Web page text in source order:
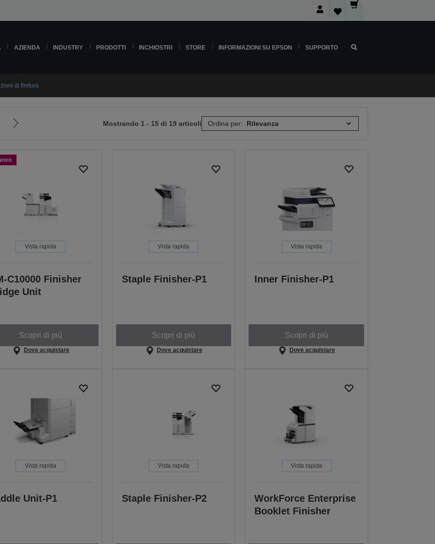
AZIENDA INDUSTRY PRODOTTI INCHIOSTRI STORE INFORMAZIONI SU EPSON SUPPORTO
di finitura
Vai
Mostrando 1 - 15 di 19 articoli Ordina per:
Vista rapida
C10000 Finisher
Unit
Scopri di più
Dove acquistare
Vista rapida
Staple Finisher-P1
Scopri di più
Dove acquistare
Vista rapida
Inner Finisher-P1
Scopri di più
Dove acquistare
Vista rapida
Unit-P1
Vista rapida
Staple Finisher-P2
Vista rapida
WorkForce Enterprise
Booklet Finisher